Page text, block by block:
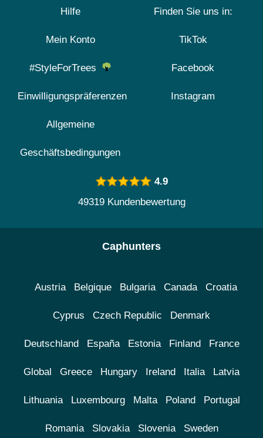
Hilfe
Mein Konto
#StyleForTrees
Einwilligungspräferenzen
Allgemeine
Geschäftsbedingungen
Finden Sie uns in:
TikTok
Facebook
Instagram
4.9
49319 Kundenbewertung
Caphunters
Austria Belgique Bulgaria Canada Croatia
Cyprus Czech Republic Denmark
Deutschland España Estonia Finland France
Global Greece Hungary Ireland Italia Latvia
Lithuania Luxembourg Malta Poland Portugal
Romania Slovakia Slovenia Sweden